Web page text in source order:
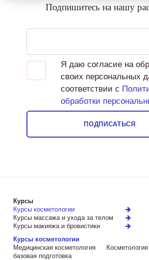
Подпишитесь на нашу
Я даю согласие на
своих персональных
соответствии с
обработки
ПОДПИСАТЬСЯ
Курсы
Курсы косметологии
Курсы массажа и ухода за телом
Курсы макияжа и бровистики
Курсы косметологии
Медицинская косметология
базовая подготовка